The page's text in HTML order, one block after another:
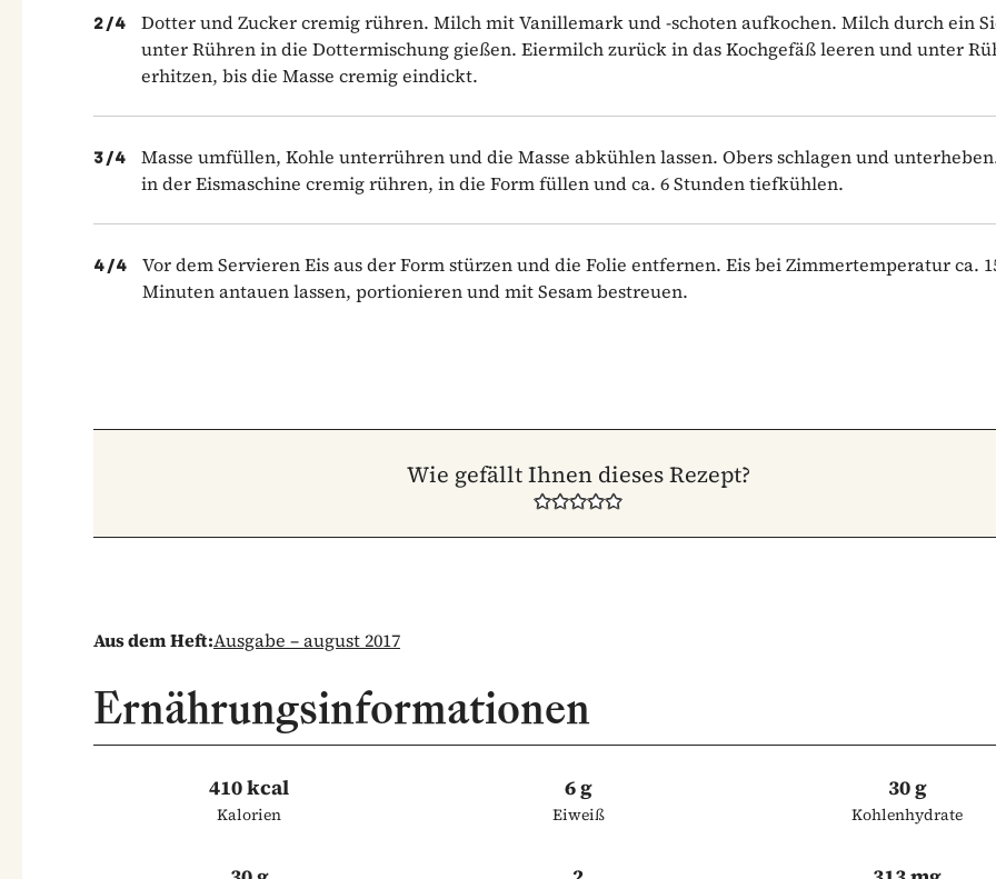
2/4
Dotter und Zucker cremig rühren. Milch mit Vanillemark und -schoten aufkochen. Milch durch ein
unter Rühren in die Dottermischung gießen. Eiermilch zurück in das Kochgefäß leeren und unter
erhitzen, bis die Masse cremig eindickt.
3/4
Masse umfüllen, Kohle unterrühren und die Masse abkühlen lassen. Obers schlagen und
in der Eismaschine cremig rühren, in die Form füllen und ca. 6 Stunden tiefkühlen.
4/4
Vor dem Servieren Eis aus der Form stürzen und die Folie entfernen. Eis bei Zimmertemperatur ca.
Minuten antauen lassen, portionieren und mit Sesam bestreuen.
Wie gefällt Ihnen dieses Rezept?
Aus dem Heft:Ausgabe – august 2017
Ernährungsinformationen
410 kcal
Kalorien
6 g
Eiweiß
30 g
Kohlenhydrate